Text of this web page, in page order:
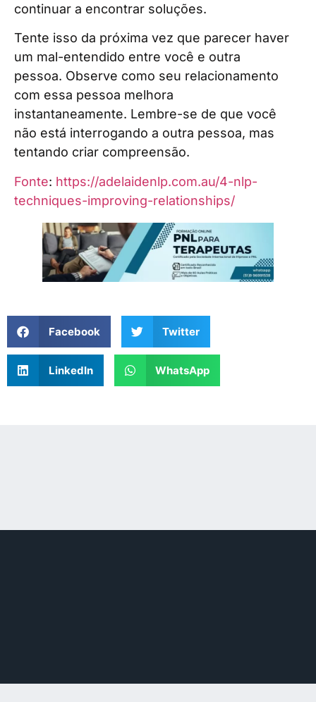
continuar a encontrar soluções.
Tente isso da próxima vez que parecer haver
um mal-entendido entre você e outra
pessoa. Observe como seu relacionamento
com essa pessoa melhora
instantaneamente. Lembre-se de que você
não está interrogando a outra pessoa, mas
tentando criar compreensão.
Fonte: https://adelaidenlp.com.au/4-nlp-
techniques-improving-relationships/
Facebook Twitter
LinkedIn WhatsApp